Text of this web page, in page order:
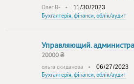
Олег В- •
Бухгалтерія, фінанси, облік/аудит
Управляющий.
20000 ₴
ольга скиданова •
Бухгалтерія, фінанси, облік/аудит